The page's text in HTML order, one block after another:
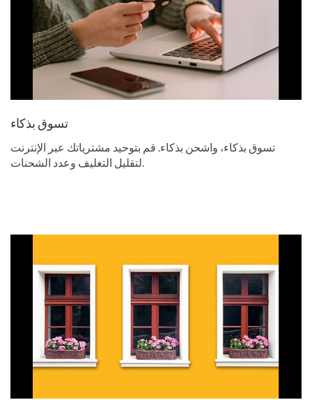
تسوق بذكاء
تسوق بذكاء، واشحن بذكاء. قم بتوحيد مشترياتك عبر الإنترنت